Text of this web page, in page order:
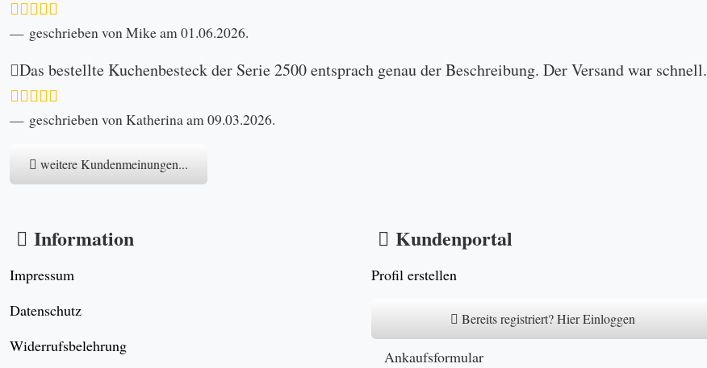
geschrieben von Mike am 01.06.2026.
Das bestellte Kuchenbesteck der Serie 2500 entsprach genau der Beschreibung. Der Versand war schnell.
geschrieben von Katherina am 09.03.2026.
weitere Kundenmeinungen...
Information
Impressum
Datenschutz
Widerrufsbelehrung
Kundenportal
Profil erstellen
Bereits registriert? Hier Einloggen
Ankaufsformular